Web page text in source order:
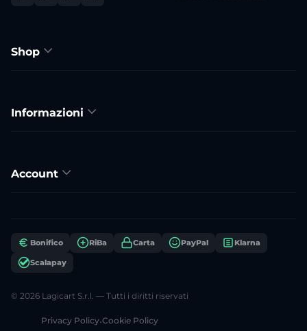
Shop
Informazioni
Account
Bonifico RiBa Carta PayPal Klarna
Scalapay
© 2026 Lagicart S.r.l. — Tutti i diritti riservati
Privacy Policy•Cookie Policy